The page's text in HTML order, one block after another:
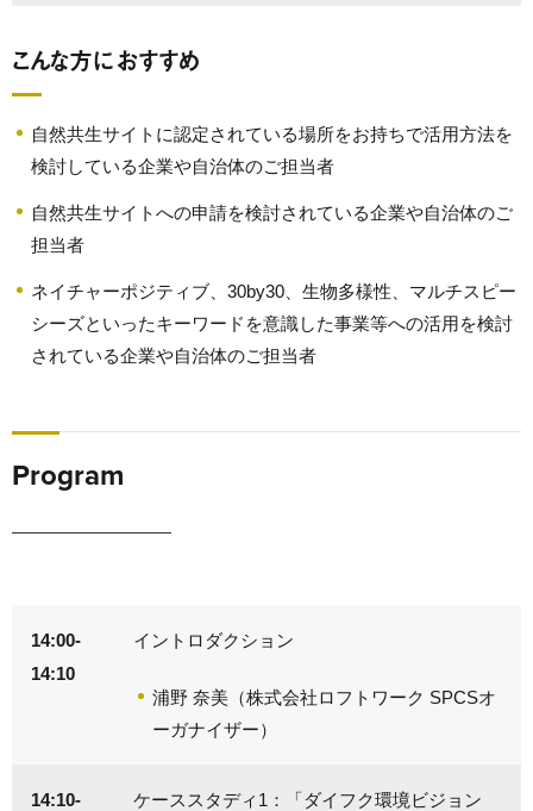
こんな方におすすめ
自然共生サイトに認定されている場所をお持ちで活用方法を
検討している企業や自治体のご担当者
自然共生サイトへの申請を検討されている企業や自治体のご
担当者
ネイチャーポジティブ、30by30、生物多様性、マルチスピー
シーズといったキーワードを意識した事業等への活用を検討
されている企業や自治体のご担当者
Program
14:00-
14:10
イントロダクション
浦野 奈美（株式会社ロフトワーク SPCSオ
ーガナイザー）
14:10-
ケーススタディ1：「ダイフク環境ビジョン